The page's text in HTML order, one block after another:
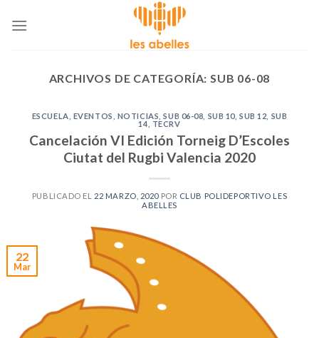
ARCHIVOS DE CATEGORÍA:SUB 06-08
ESCUELA EVENTOS NOTICIAS ,SUB 06-08 SUB 10,SUB 12 SUB
14
TECRV
Cancelación VI Edición Torneig D’Escoles
Ciutat del Rugbi Valencia 2020
PUBLICADO EL 22 MARZO, 2020POR CLUB POLIDEPORTIVO LES
ABELLES
22
Mar